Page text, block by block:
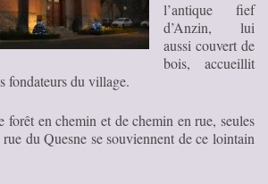
l’antique fief
d’Anzin, lui
aussi couvert de
bois, accueillit
fondateurs du village.
en chemin et de chemin en rue, seules
du Quesne se souviennent de ce lointain